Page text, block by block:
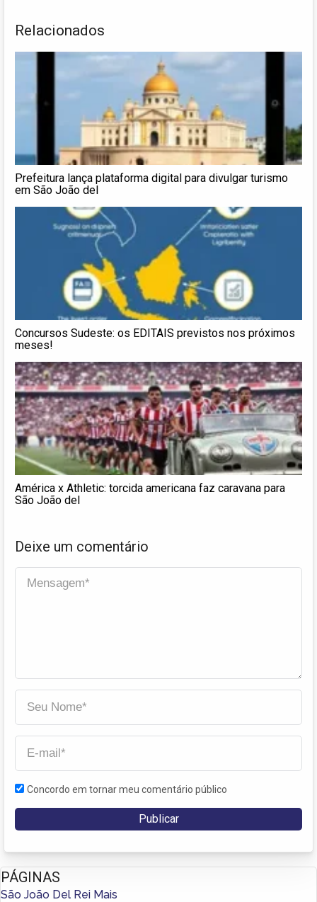
Relacionados
Prefeitura lança plataforma digital para divulgar turismo
em São João del
Concursos Sudeste: os EDITAIS previstos nos próximos
meses!
América x Athletic: torcida americana faz caravana para
São João del
Deixe um comentário
Concordo em tornar meu comentário público
PÁGINAS
São João Del Rei Mais